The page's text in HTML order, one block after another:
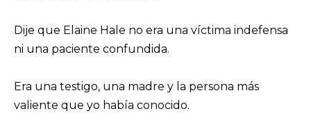
Dije que Elaine Hale no era una víctima indefensa
ni una paciente confundida.
Era una testigo, una madre y la persona más
valiente que yo había conocido.